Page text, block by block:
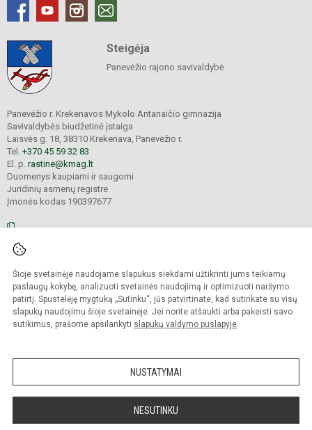
Šioje svetainėje naudojame slapukus siekdami užtikrinti jums teikiamų
paslaugų kokybę, analizuoti svetainės naudojimą ir optimizuoti naršymo
patirtį. Spustelėję mygtuką „Sutinku“, jūs patvirtinate, kad sutinkate su visų
slapukų naudojimu šioje svetainėje. Jei norite atšaukti arba pakeisti savo
sutikimus, prašome apsilankyti slapukų valdymo puslapyje.
NUSTATYMAI
NESUTINKU
Steigėja
Panevėžio rajono savivaldybė
Panevėžio r. Krekenavos Mykolo Antanaičio gimnazija
Savivaldybės biudžetinė įstaiga
Laisvės g. 18, 38310 Krekenava, Panevėžio r.
Tel. +370 45 59 32 83
El. p. rastine@kmag.lt
Duomenys kaupiami ir saugomi
Juridinių asmenų registre
Įmonės kodas 190397677
saugomos.
Kopijuoti turinį be raštiško gimnazijos sutikimo griežtai draudžiama.
Prieinamumo paraiška Slapukų valdymas
Sumanus būdas atnaujinti